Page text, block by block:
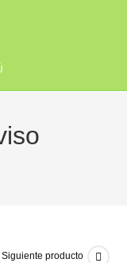
Siguiente producto